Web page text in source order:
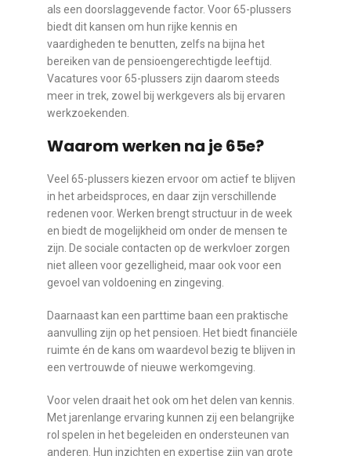
als een doorslaggevende factor. Voor 65-plussers
biedt dit kansen om hun rijke kennis en
vaardigheden te benutten, zelfs na bijna het
bereiken van de pensioengerechtigde leeftijd.
Vacatures voor 65-plussers zijn daarom steeds
meer in trek, zowel bij werkgevers als bij ervaren
werkzoekenden.
Waarom werken na je 65e?
Veel 65-plussers kiezen ervoor om actief te blijven
in het arbeidsproces, en daar zijn verschillende
redenen voor. Werken brengt structuur in de week
en biedt de mogelijkheid om onder de mensen te
zijn. De sociale contacten op de werkvloer zorgen
niet alleen voor gezelligheid, maar ook voor een
gevoel van voldoening en zingeving.
Daarnaast kan een parttime baan een praktische
aanvulling zijn op het pensioen. Het biedt financiële
ruimte én de kans om waardevol bezig te blijven in
een vertrouwde of nieuwe werkomgeving.
Voor velen draait het ook om het delen van kennis.
Met jarenlange ervaring kunnen zij een belangrijke
rol spelen in het begeleiden en ondersteunen van
anderen. Hun inzichten en expertise zijn van grote